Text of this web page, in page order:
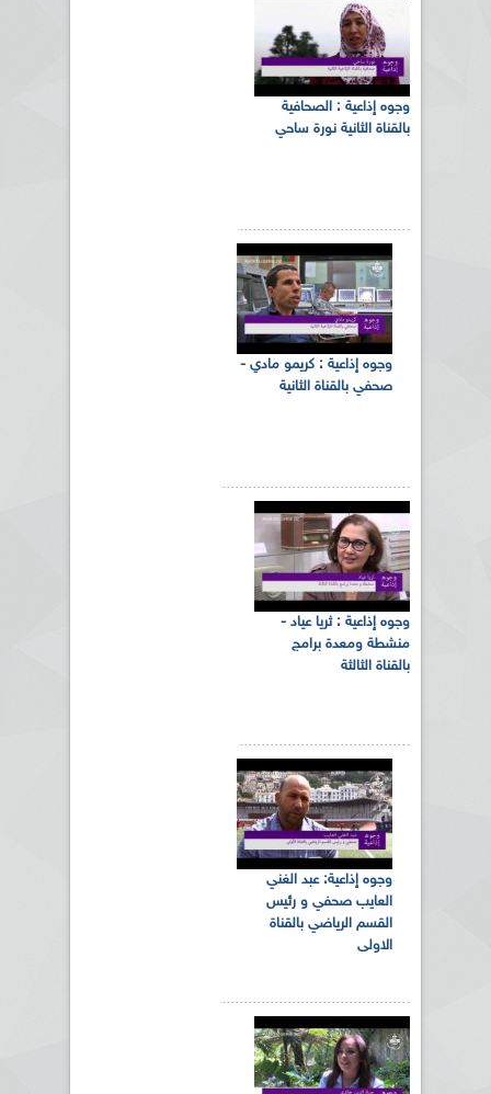
وجوه إذاعية : الصحافية
بالقناة الثانية نورة ساحي
وجوه إذاعية : كريمو مادي -
صحفي بالقناة الثانية
وجوه إذاعية : ثريا عياد -
منشطة ومعدة برامج
بالقناة الثالثة
وجوه إذاعية: عبد الغني
العايب صحفي و رئيس
القسم الرياضي بالقناة
الاولى